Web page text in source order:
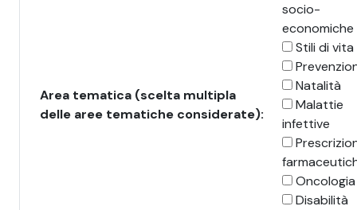
Area tematica (scelta multipla
delle aree tematiche considerate):
socio-
economiche
Stili di vita
Natalità
Malattie
infettive
Oncologia
Disabilità